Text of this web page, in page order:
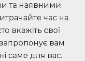
та наявними
час на
вкажіть свої
вам
саме для вас.